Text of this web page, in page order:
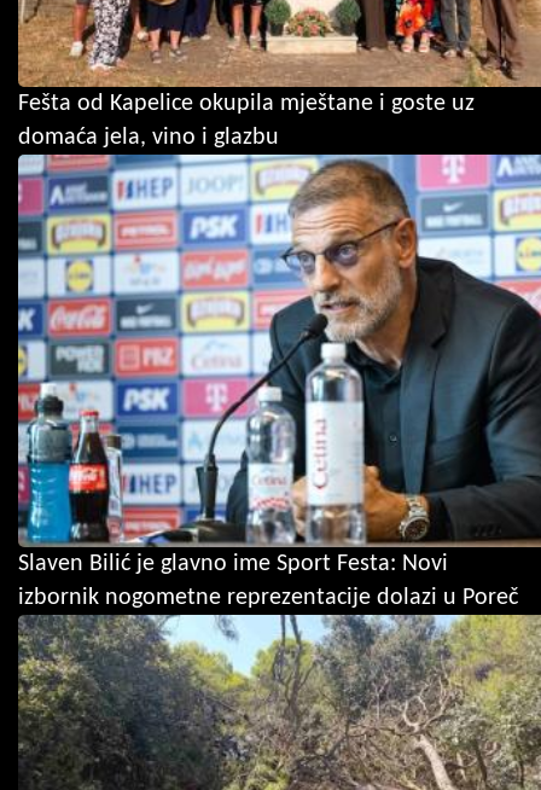
Fešta od Kapelice okupila mještane i goste uz
domaća jela, vino i glazbu
Slaven Bilić je glavno ime Sport Festa: Novi
izbornik nogometne reprezentacije dolazi u Poreč